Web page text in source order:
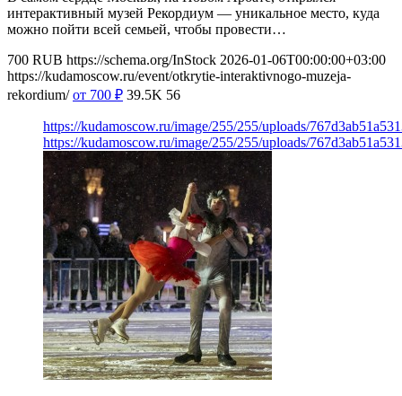
интерактивный музей Рекордиум — уникальное место, куда
можно пойти всей семьей, чтобы провести…
700 RUB https://schema.org/InStock 2026-01-06T00:00:00+03:00
https://kudamoscow.ru/event/otkrytie-interaktivnogo-muzeja-
rekordium/ от 700 ₽ 39.5K 56
https://kudamoscow.ru/image/255/255/uploads/
https://kudamoscow.ru/image/255/255/uploads/